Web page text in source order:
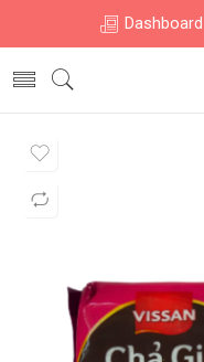
Dashboard